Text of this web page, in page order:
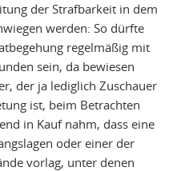
der Strafbarkeit in dem
werden: So dürfte
regelmäßig mit
sein, da bewiesen
der ja lediglich Zuschauer
ist, beim Betrachten
in Kauf nahm, dass eine
oder einer der
vorlag, unter denen